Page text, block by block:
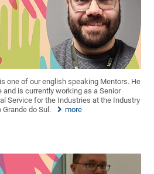
one of our english speaking Mentors. He
and is currently working as a Senior
Service for the Industries at the Industry
do Sul.
more